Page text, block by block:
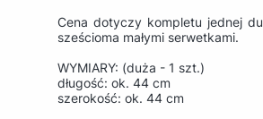
Cena dotyczy kompletu jednej
sześcioma małymi serwetkami.
WYMIARY: (duża - 1 szt.)
długość: ok. 44 cm
szerokość: ok. 44 cm